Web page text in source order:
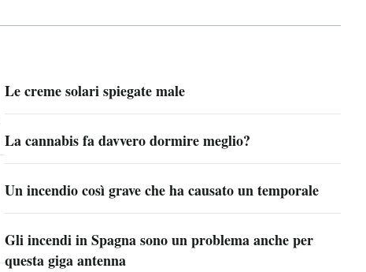
Le creme solari spiegate male
La cannabis fa davvero dormire meglio?
Un incendio così grave che ha causato un temporale
Gli incendi in Spagna sono un problema anche per
questa giga antenna